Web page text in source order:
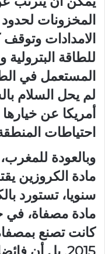
المخزونات
الامدادات
للطاقة
المستعمل في
لم يحل السلام
أمريكا عن
احتياطات
وبالعودة
سنويا، تستورد
مادة مصفاة،
كانت تصنع